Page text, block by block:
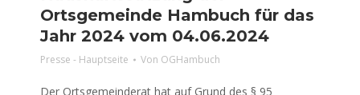
Ortsgemeinde Hambuch für das
Jahr 2024 vom 04.06.2024
Presse - Hauptseite Von OGHambuch
Der Ortsgemeinderat hat auf Grund des § 95